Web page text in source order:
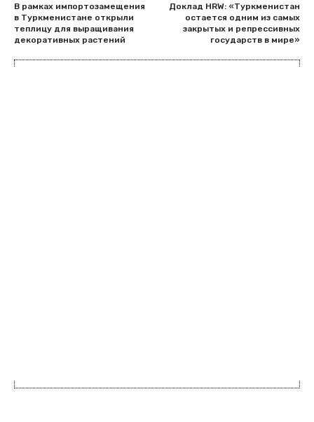
В рамках импортозамещения
в Туркменистане открыли
теплицу для выращивания
декоративных растений
Доклад HRW: «Туркменистан
остается одним из самых
закрытых и репрессивных
государств в мире»